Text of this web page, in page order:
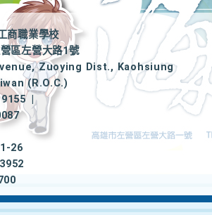
商職業學校
區左營大路1號
Zuoying Dist., Kaohsiung
(R.O.C.)
|
26